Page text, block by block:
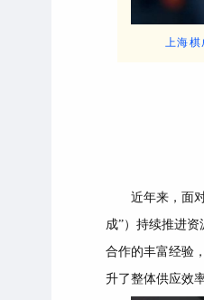
上海棋
近年来，面
成”）持续推进
合作的丰富经验
升了整体供应效